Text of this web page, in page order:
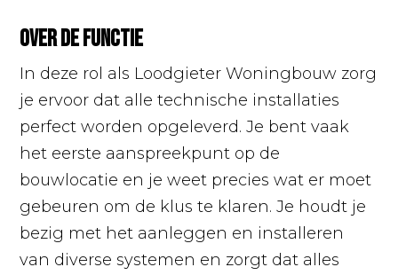
Over de functie
In deze rol als Loodgieter Woningbouw zorg
je ervoor dat alle technische installaties
perfect worden opgeleverd. Je bent vaak
het eerste aanspreekpunt op de
bouwlocatie en je weet precies wat er moet
gebeuren om de klus te klaren. Je houdt je
bezig met het aanleggen en installeren
van diverse systemen en zorgt dat alles